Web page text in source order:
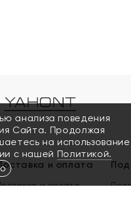
и оплата
и оплата
анализа поведения
Сайта. Продолжая
на использование
с нашей Политикой.